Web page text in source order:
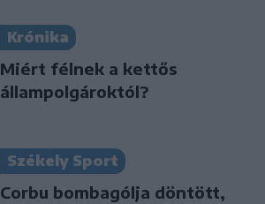
Krónika
Miért félnek a kettős
állampolgároktól?
Székely Sport
Corbu bombagólja döntött,